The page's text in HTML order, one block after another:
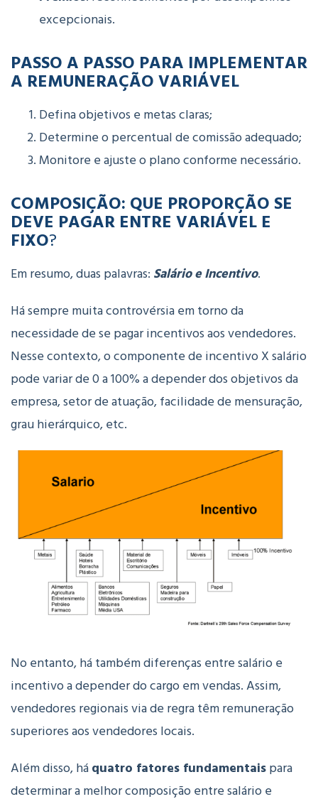
excepcionais.
PASSO A PASSO PARA IMPLEMENTAR
A REMUNERAÇÃO VARIÁVEL
Defina objetivos e metas claras;
Determine o percentual de comissão adequado;
Monitore e ajuste o plano conforme necessário.
COMPOSIÇÃO: QUE PROPORÇÃO SE
DEVE PAGAR ENTRE VARIÁVEL E
FIXO?
Em resumo, duas palavras: Salário e Incentivo.
Há sempre muita controvérsia em torno da
necessidade de se pagar incentivos aos vendedores.
Nesse contexto, o componente de incentivo X salário
pode variar de 0 a 100% a depender dos objetivos da
empresa, setor de atuação, facilidade de mensuração,
grau hierárquico, etc.
No entanto, há também diferenças entre salário e
incentivo a depender do cargo em vendas. Assim,
vendedores regionais via de regra têm remuneração
superiores aos vendedores locais.
Além disso, háquatro fatores fundamentaispara
determinar a melhor composição entre salário e